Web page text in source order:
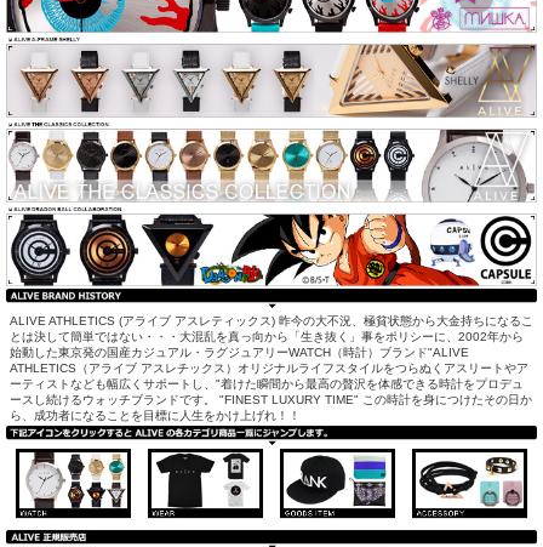
ALIVE ATHLETICS (アライブ アスレティックス) 昨今の大不況、極貧状態から大金持ちになるこ
とは決して簡単ではない・・・大混乱を真っ向から「生き抜く」事をポリシーに、2002年から
始動した東京発の国産カジュアル・ラグジュアリーWATCH（時計）ブランド"ALIVE
ATHLETICS（アライブ アスレチックス）オリジナルライフスタイルをつらぬくアスリートやア
ーティストなども幅広くサポートし、"着けた瞬間から最高の贅沢を体感できる時計をプロデュ
ースし続けるウォッチブランドです。 "FINEST LUXURY TIME" この時計を身につけたその日か
ら、成功者になることを目標に人生をかけ上げれ！！